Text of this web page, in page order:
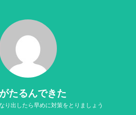
たるんできた
り出したら早めに対策をとりましょう